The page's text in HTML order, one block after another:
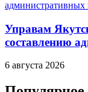
Управам
составлению
6 августа 2026